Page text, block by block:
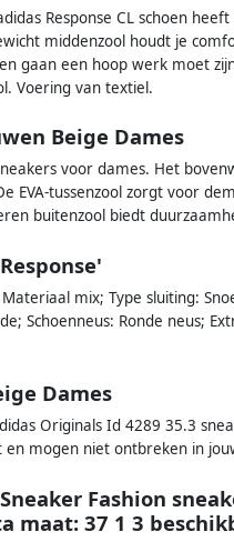
Response CL schoen
middenzool houdt je
gaan een hoop werk moet
Voering van textiel.
Beige Dames
voor dames. Het
EVA-tussenzool zorgt voor
buitenzool biedt
mix; Type sluiting:
Schoenneus: Ronde neus;
Dames
Originals Id 4289 35.3
mogen niet ontbreken in
Fashion
37 1 3